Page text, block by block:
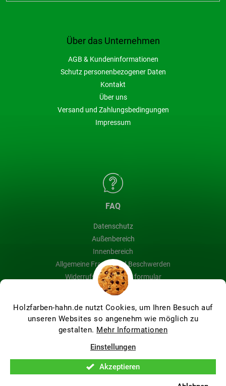
Holzfarben-hahn.de nutzt Cookies, um Ihren Besuch auf
unseren Websites so angenehm wie möglich zu
gestalten. Mehr Informationen
Einstellungen
Akzeptieren
Über das Unternehmen
AGB & Kundeninformationen
Schutz personenbezogener Daten
Kontakt
Über uns
Versand und Zahlungsbedingungen
Impressum
FAQ
Datenschutz
Außenbereich
Innenbereich
Allgemeine Fragen und Beschwerden
Widerrufsbelehrung & formular
Blog
Holzfarben Hahn. Alle Rechte vorbehalten.